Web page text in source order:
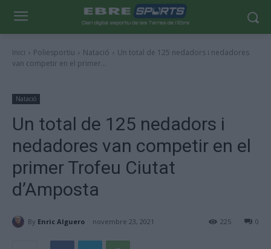
Inici Poliesportiu Natació
Un total de 125 nedadors i nedadores
van competir en el primer...
Natació
Un total de 125 nedadors i
nedadores van competir en el
primer Trofeu Ciutat
d’Amposta
By Enric Alguero novembre 23, 2021 0
225